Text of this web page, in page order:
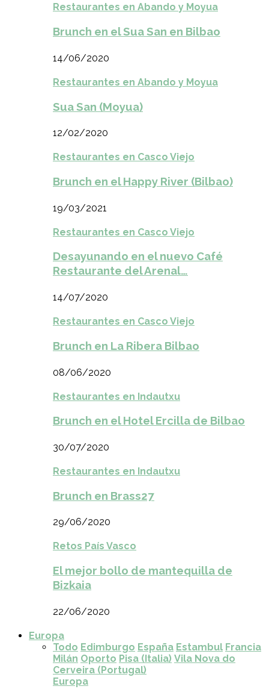
Restaurantes en Abando y Moyua
Brunch en el Sua San en Bilbao
14/06/2020
Restaurantes en Abando y Moyua
Sua San (Moyua)
12/02/2020
Restaurantes en Casco Viejo
Brunch en el Happy River (Bilbao)
19/03/2021
Restaurantes en Casco Viejo
Desayunando en el nuevo Café
Restaurante del Arenal…
14/07/2020
Restaurantes en Casco Viejo
Brunch en La Ribera Bilbao
08/06/2020
Restaurantes en Indautxu
Brunch en el Hotel Ercilla de Bilbao
30/07/2020
Restaurantes en Indautxu
Brunch en Brass27
29/06/2020
Retos País Vasco
El mejor bollo de mantequilla de
Bizkaia
22/06/2020
Europa
Todo Edimburgo España Estambul Francia
Milán Oporto Pisa (Italia) Vila Nova do
Cerveira (Portugal)
Europa